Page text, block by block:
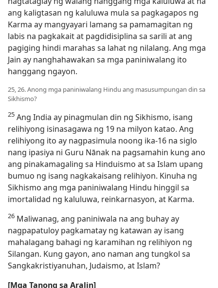
ang kaligtasan ng kaluluwa mula sa pagkagapos ng
Karma ay mangyayari lamang sa pamamagitan ng
labis na pagkakait at pagdidisiplina sa sarili at ang
pagiging hindi marahas sa lahat ng nilalang. Ang mga
Jain ay nanghahawakan sa mga paniniwalang ito
hanggang ngayon.
25, 26. Anong mga paniniwalang Hindu ang masusumpungan din sa
Sikhismo?
25 Ang India ay pinagmulan din ng Sikhismo, isang
relihiyong isinasagawa ng 19 na milyon katao. Ang
relihiyong ito ay nagpasimula noong ika-16 na siglo
nang ipasiya ni Guru Nānak na pagsamahin kung ano
ang pinakamagaling sa Hinduismo at sa Islam upang
bumuo ng isang nagkakaisang relihiyon. Kinuha ng
Sikhismo ang mga paniniwalang Hindu hinggil sa
imortalidad ng kaluluwa, reinkarnasyon, at Karma.
26 Maliwanag, ang paniniwala na ang buhay ay
nagpapatuloy pagkamatay ng katawan ay isang
mahalagang bahagi ng karamihan ng relihiyon ng
Silangan. Kung gayon, ano naman ang tungkol sa
Sangkakristiyanuhan, Judaismo, at Islam?
[Mga Tanong sa Aralin]